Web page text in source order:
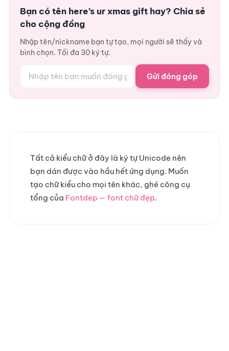
Bạn có tên here’s ur xmas gift hay? Chia sẻ
cho cộng đồng
Nhập tên/nickname bạn tự tạo, mọi người sẽ thấy và
bình chọn. Tối đa 30 ký tự.
Gửi đóng góp
Tất cả kiểu chữ ở đây là ký tự Unicode nên
bạn dán được vào hầu hết ứng dụng. Muốn
tạo chữ kiểu cho mọi tên khác, ghé công cụ
tổng của Fontdep — font chữ đẹp.